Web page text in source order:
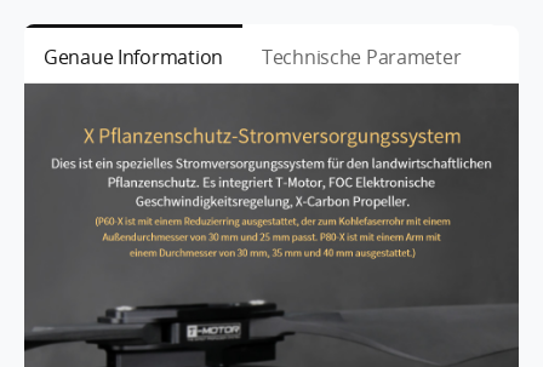
Genaue Information Technische Parameter